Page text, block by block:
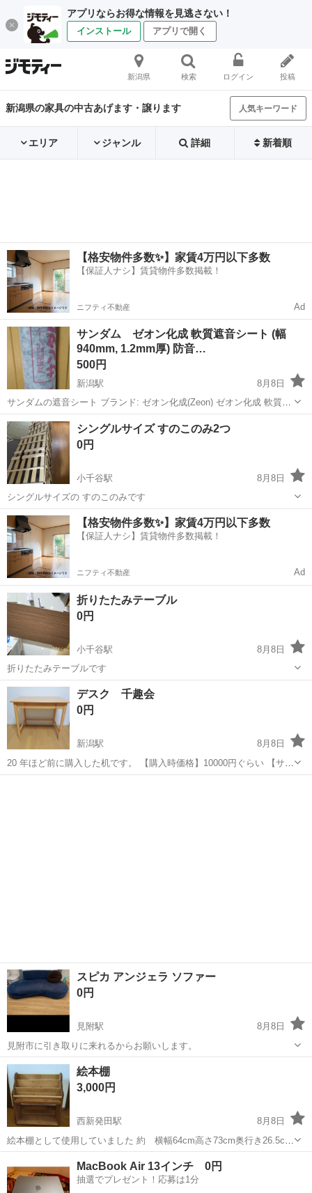
アプリならお得な情報を見逃さない！
インストール アプリで開く
新潟県 検索 ログイン 投稿
新潟県の家具の中古あげます・譲ります 人気キーワード
エリア ジャンル 詳細 新着順
【格安物件多数✨】家賃4万円以下多数
【保証人ナシ】賃貸物件多数掲載！
ニフティ不動産 Ad
サンダム ゼオン化成 軟質遮音シート (幅
940mm, 1.2mm厚) 防音…
500円
新潟駅
8月8日
サンダムの遮音シート ブランド: ゼオン化成(Zeon) ゼオン化成 軟質遮
音シート サンダム (幅940mm, 1.2mm厚) 防音シート カット可能 遮音
材 ロードノイズ対策や防音室に使えると思います。長さは1...
新潟 新潟市 新潟駅 その他
シングルサイズ すのこのみ2つ
0円
小千谷駅
8月8日
シングルサイズの すのこのみです
新潟 小千谷市 小千谷駅 ベッド すのこ
【格安物件多数✨】家賃4万円以下多数
【保証人ナシ】賃貸物件多数掲載！
ニフティ不動産 Ad
折りたたみテーブル
0円
小千谷駅
8月8日
折りたたみテーブルです
新潟 小千谷市 小千谷駅
デスク 千趣会
0円
新潟駅
8月8日
20 年ほど前に購入した机です。 【購入時価格】10000円ぐらい 【サイ
ズ】縦：70cm、横：90cm、奥行き：60cm （大体です） 【傷などの
スピカ アンジェラ ソファー
0円
見附駅
8月8日
見附市に引き取りに来れるからお願いします。
新潟 見附市 見附駅
絵本棚
3,000円
西新発田駅
8月8日
絵本棚として使用していました 約 横幅64cm高さ73cm奥行き26.5cm
上3段と下の段に本を並べられます
収納家具
MacBook Air 13インチ 0円
抽選でプレゼント！応募は1分